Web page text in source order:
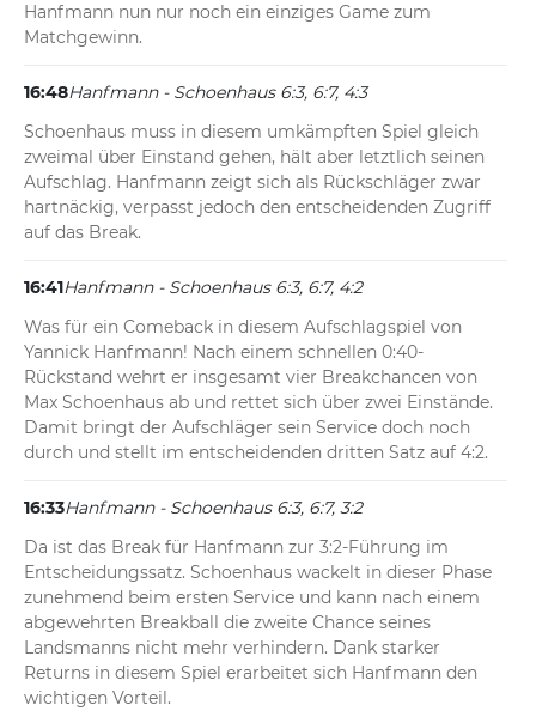
Hanfmann nun nur noch ein einziges Game zum
Matchgewinn.
16:48Hanfmann - Schoenhaus 6:3, 6:7, 4:3
Schoenhaus muss in diesem umkämpften Spiel gleich
zweimal über Einstand gehen, hält aber letztlich seinen
Aufschlag. Hanfmann zeigt sich als Rückschläger zwar
hartnäckig, verpasst jedoch den entscheidenden Zugriff
auf das Break.
16:41Hanfmann - Schoenhaus 6:3, 6:7, 4:2
Was für ein Comeback in diesem Aufschlagspiel von
Yannick Hanfmann! Nach einem schnellen 0:40-
Rückstand wehrt er insgesamt vier Breakchancen von
Max Schoenhaus ab und rettet sich über zwei Einstände.
Damit bringt der Aufschläger sein Service doch noch
durch und stellt im entscheidenden dritten Satz auf 4:2.
16:33Hanfmann - Schoenhaus 6:3, 6:7, 3:2
Da ist das Break für Hanfmann zur 3:2-Führung im
Entscheidungssatz. Schoenhaus wackelt in dieser Phase
zunehmend beim ersten Service und kann nach einem
abgewehrten Breakball die zweite Chance seines
Landsmanns nicht mehr verhindern. Dank starker
Returns in diesem Spiel erarbeitet sich Hanfmann den
wichtigen Vorteil.